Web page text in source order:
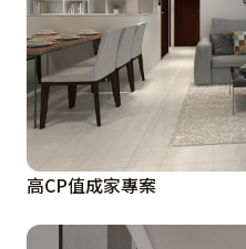
高CP值成家專案